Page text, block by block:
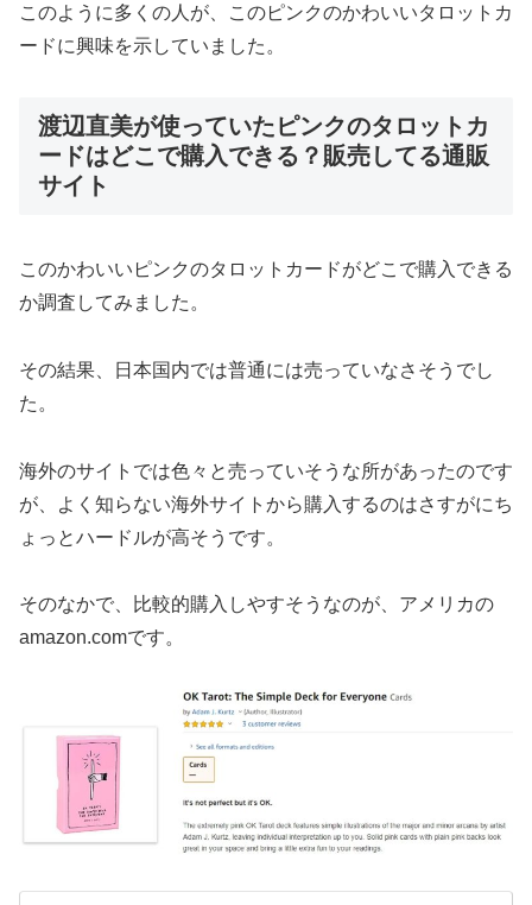
このように多くの人が、このピンクのかわいいタロットカ
ードに興味を示していました。
渡辺直美が使っていたピンクのタロットカ
ードはどこで購入できる？販売してる通販
サイト
このかわいいピンクのタロットカードがどこで購入できる
か調査してみました。
その結果、日本国内では普通には売っていなさそうでし
た。
海外のサイトでは色々と売っていそうな所があったのです
が、よく知らない海外サイトから購入するのはさすがにち
ょっとハードルが高そうです。
そのなかで、比較的購入しやすそうなのが、アメリカの
amazon.comです。